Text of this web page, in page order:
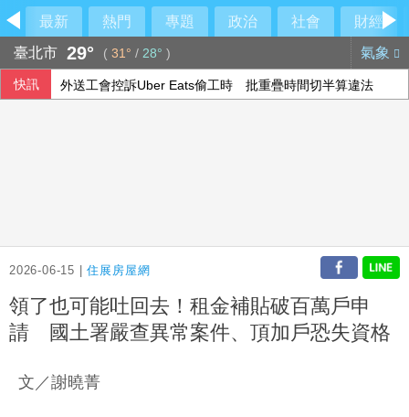
最新 熱門 專題 政治 社會
財經
臺北市 29° ( 31° / 28° ) 氣象
快訊 外送工會控訴Uber Eats偷工時 批重疊時間切半算違法
2026-06-15 |住展房屋網
領了也可能吐回去！租金補貼破百萬戶申
請 國土署嚴查異常案件、頂加戶恐失資格
文／謝曉菁